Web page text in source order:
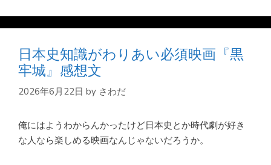
日本史知識がわりあい必須映画『黒
牢城』感想文
2026年6月22日 by さわだ
俺にはようわからんかったけど日本史とか時代劇が好き
な人なら楽しめる映画なんじゃないだろうか。